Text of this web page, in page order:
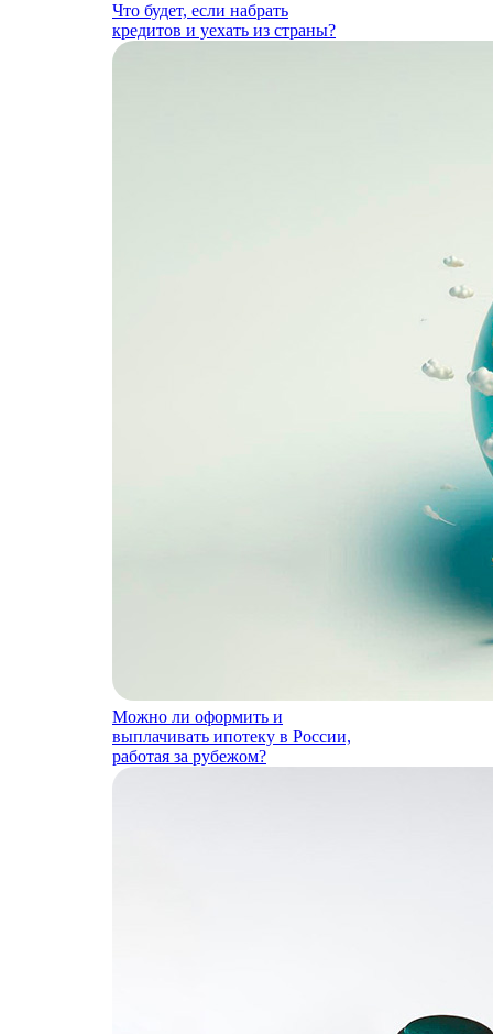
Что будет, если набрать
кредитов и уехать из страны?
Можно ли оформить и
выплачивать ипотеку в России,
работая за рубежом?